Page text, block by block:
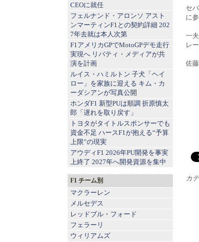
セ
に
一
レ
佐
カ
CEOに就任
フェルナンド・アロンソ アスト
ンマーティンF1との契約詳細 202
7年去就は本人次第
F1アメリカGPでMotoGPデモ走行
実現へ リバティ・メディアが共
演を計画
ルイス・ハミルトン 子犬「ヘイ
ロー」を家族に迎える キム・カ
ーダシアンが写真公開
ホンダF1 新型PUは順調 折原慎太
郎「遅れを取り戻す」
トヨタがタイトルスポンサーでも
資金不足 ハースF1が抱える“予算
上限”の現実
アウディF1 2026年PU開発を事実
上終了 2027年へ開発資源を集中
F1 チーム別
マクラーレン
メルセデス
レッドブル ・ フォード
フェラーリ
ウィリアムズ